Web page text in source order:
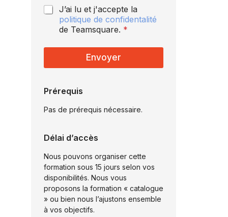
d
e
P
t
q
e
d
e
c
n
f
i
d
e
n
t
i
a
J’ai lu et j'accepte la
politique de confidentalité
de Teamsquare. *
Envoyer
Prérequis
Pas de prérequis nécessaire.
Délai d’accès
Nous pouvons organiser cette
formation sous 15 jours selon vos
disponibilités. Nous vous
proposons la formation « catalogue
» ou bien nous l’ajustons ensemble
à vos objectifs.